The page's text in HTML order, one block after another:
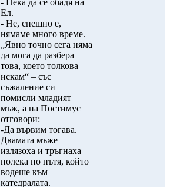
- Нека да се обадя на
Ел.
- Не, спешно е,
нямаме много време.
„Явно точно сега няма
да мога да разбера
това, което толкова
искам“ – със
съжаление си
помисли младият
мъж, а на Постимус
отговори:
-Да вървим тогава.
Двамата мъже
излязоха и тръгнаха
полека по пътя, който
водеше към
катедралата.